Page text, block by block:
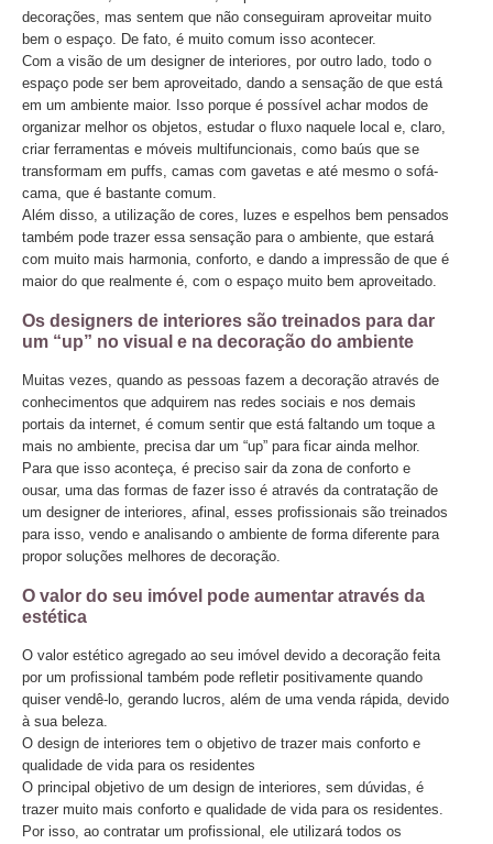
decorações, mas sentem que não conseguiram aproveitar muito
bem o espaço. De fato, é muito comum isso acontecer.
Com a visão de um designer de interiores, por outro lado, todo o
espaço pode ser bem aproveitado, dando a sensação de que está
em um ambiente maior. Isso porque é possível achar modos de
organizar melhor os objetos, estudar o fluxo naquele local e, claro,
criar ferramentas e móveis multifuncionais, como baús que se
transformam em puffs, camas com gavetas e até mesmo o sofá-
cama, que é bastante comum.
Além disso, a utilização de cores, luzes e espelhos bem pensados
também pode trazer essa sensação para o ambiente, que estará
com muito mais harmonia, conforto, e dando a impressão de que é
maior do que realmente é, com o espaço muito bem aproveitado.
Os designers de interiores são treinados para dar
um “up” no visual e na decoração do ambiente
Muitas vezes, quando as pessoas fazem a decoração através de
conhecimentos que adquirem nas redes sociais e nos demais
portais da internet, é comum sentir que está faltando um toque a
mais no ambiente, precisa dar um “up” para ficar ainda melhor.
Para que isso aconteça, é preciso sair da zona de conforto e
ousar, uma das formas de fazer isso é através da contratação de
um designer de interiores, afinal, esses profissionais são treinados
para isso, vendo e analisando o ambiente de forma diferente para
propor soluções melhores de decoração.
O valor do seu imóvel pode aumentar através da
estética
O valor estético agregado ao seu imóvel devido a decoração feita
por um profissional também pode refletir positivamente quando
quiser vendê-lo, gerando lucros, além de uma venda rápida, devido
à sua beleza.
O design de interiores tem o objetivo de trazer mais conforto e
qualidade de vida para os residentes
O principal objetivo de um design de interiores, sem dúvidas, é
trazer muito mais conforto e qualidade de vida para os residentes.
Por isso, ao contratar um profissional, ele utilizará todos os